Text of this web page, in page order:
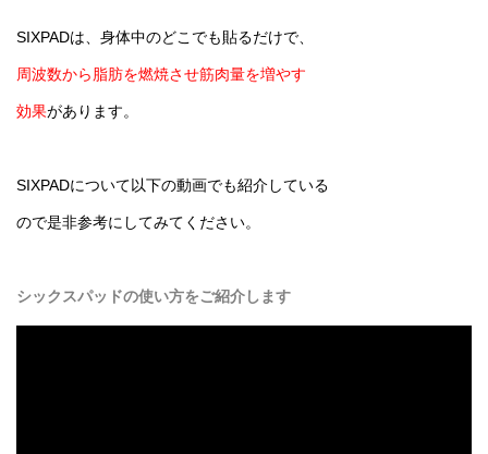
SIXPADは、身体中のどこでも貼るだけで、
周波数から脂肪を燃焼させ筋肉量を増やす
効果があります。
SIXPADについて以下の動画でも紹介している
ので是非参考にしてみてください。
シックスパッドの使い方をご紹介します